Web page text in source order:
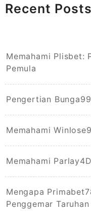
Recent Posts
Memahami Plisbet:
Pemula
Pengertian
Memahami
Memahami
Mengapa
Penggemar